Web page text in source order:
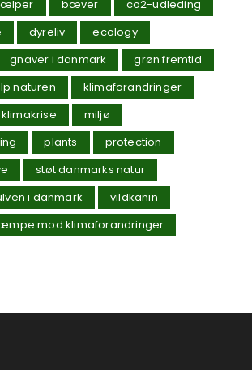
bæver
co2-udleding
dyreliv
ecology
gnaver i danmark
grøn fremtid
naturen
klimaforandringer
klimakrise
miljø
plants
protection
støt danmarks natur
i danmark
vildkanin
mod klimaforandringer